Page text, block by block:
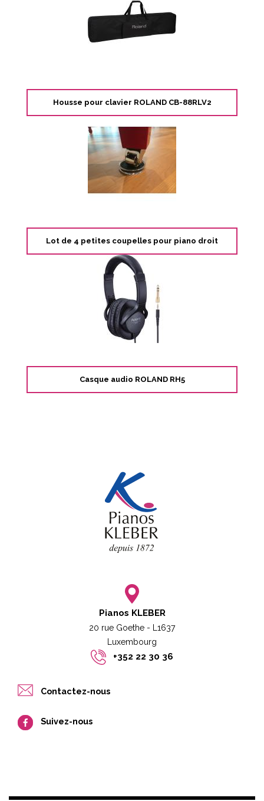
Housse pour clavier ROLAND CB-88RLV2
Lot de 4 petites coupelles pour piano droit
Casque audio ROLAND RH5
Pianos KLEBER
20 rue Goethe - L1637
Luxembourg​​
+352 22 30 36
Contactez-nous
Suivez-nous